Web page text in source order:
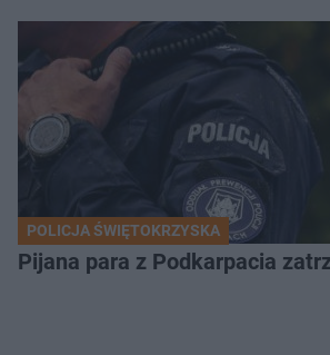
POLICJA ŚWIĘTOKRZYSKA
Pijana para z Podkarpacia